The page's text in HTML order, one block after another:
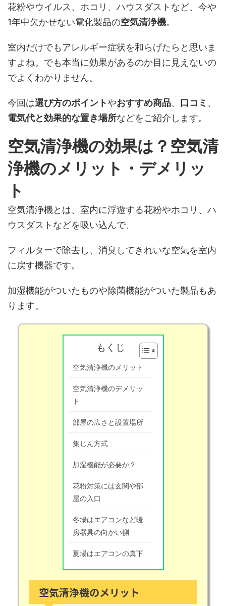
花粉やウイルス、ホコリ、ハウスダストなど、今や
1年中欠かせない電化製品の空気清浄機。
室内だけでもアレルギー症状を和らげたらと思いま
すよね。でも本当に効果があるのか目に見えないの
でよくわかりません。
今回は選び方のポイントやおすすめ商品、 口コミ 、
電気代と効果的な置き場所などをご紹介します。
空気清浄機の効果は？空気清
浄機のメリット・デメリッ
ト
空気清浄機とは、室内に浮遊する花粉やホコリ、ハ
ウスダストなどを吸い込んで、
フィルターで除去し、消臭してきれいな空気を室内
に戻す機器です。
加湿機能がついたものや除菌機能がついた製品もあ
ります。
もくじ
空気清浄機のメリット
空気清浄機のデメリッ
ト
部屋の広さと設置場所
集じん方式
加湿機能が必要か？
花粉対策には玄関や部
屋の入口
冬場はエアコンなど暖
房器具の向かい側
夏場はエアコンの真下
空気清浄機のメリット